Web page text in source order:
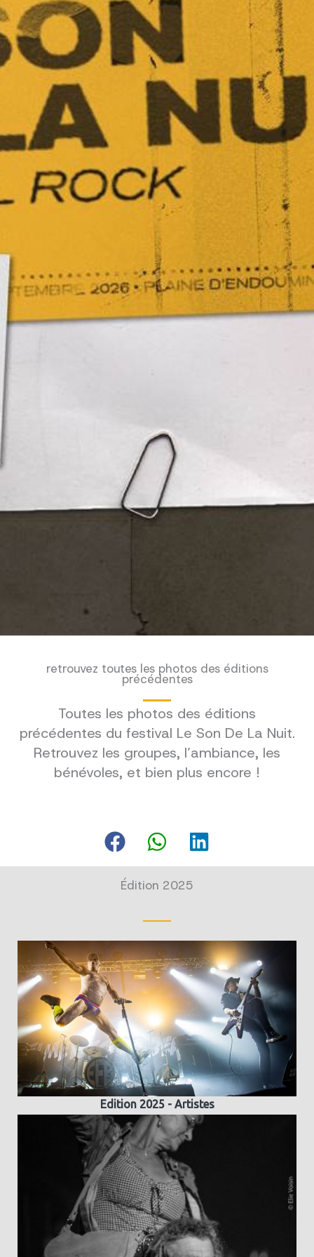
retrouvez toutes les photos des éditions
précédentes
Toutes les photos des éditions
précédentes du festival Le Son De La Nuit.
Retrouvez les groupes, l’ambiance, les
bénévoles, et bien plus encore !
Édition 2025
Edition 2025 - Artistes